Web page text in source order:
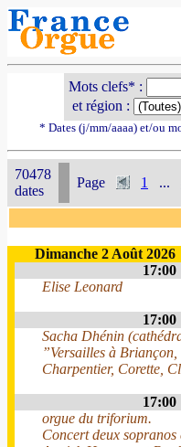
Mots clefs* :
et région :
* Dates (j/mm/aaaa) et/ou
70478
dates
Page 1 ...
Dimanche 2 Août 2026
17:00
Elise Leonard
17:00
Sacha Dhénin
”Versailles à
Charpentier, Corette,
17:00
orgue du triforium.
Concert deux sopranos